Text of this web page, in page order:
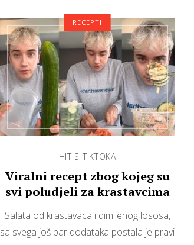
HIT S TIKTOKA
Viralni recept zbog kojeg su
svi poludjeli za krastavcima
Salata od krastavaca i dimljenog lososa,
sa svega još par dodataka postala je pravi
RECEPTI